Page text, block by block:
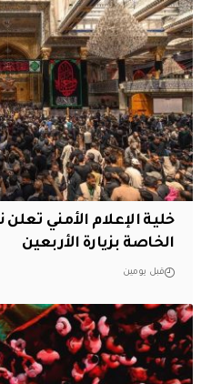
خلية الإعلام الأمني
الخاصة بزيارة الأربعين
قبل يومين